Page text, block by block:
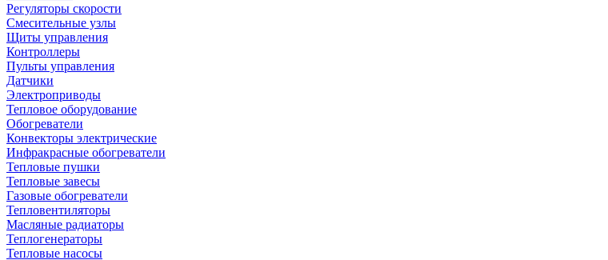
Регуляторы скорости
Смесительные узлы
Щиты управления
Контроллеры
Пульты управления
Датчики
Электроприводы
Тепловое оборудование
Обогреватели
Конвекторы электрические
Инфракрасные обогреватели
Тепловые пушки
Тепловые завесы
Газовые обогреватели
Тепловентиляторы
Масляные радиаторы
Теплогенераторы
Тепловые насосы